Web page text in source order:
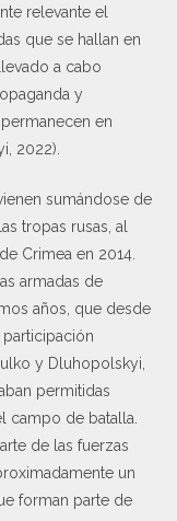
relevante el
que se hallan en
a cabo
y
en
2022).
sumándose de
tropas rusas, al
Crimea en 2014.
armadas de
años, que desde
y Dluhopolskyi,
permitidas
campo de batalla.
de las fuerzas
un
forman parte de